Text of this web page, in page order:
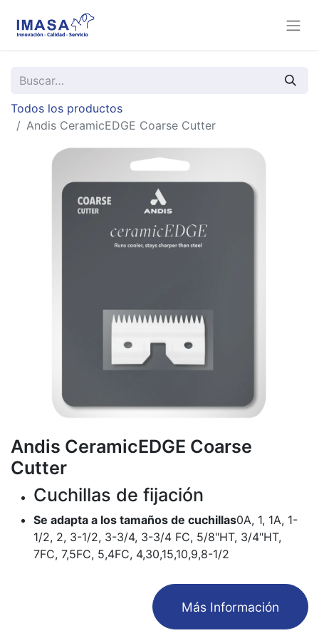
Todos los productos
Andis CeramicEDGE Coarse Cutter
Andis CeramicEDGE Coarse
Cutter
Cuchillas de fijación
Se adapta a los tamaños de cuchillas0A, 1, 1A, 1-
1/2, 2, 3-1/2, 3-3/4, 3-3/4 FC, 5/8"HT, 3/4"HT,
7FC, 7,5FC, 5,4FC, 4,30,15,10,9,8-1/2
​Más Información